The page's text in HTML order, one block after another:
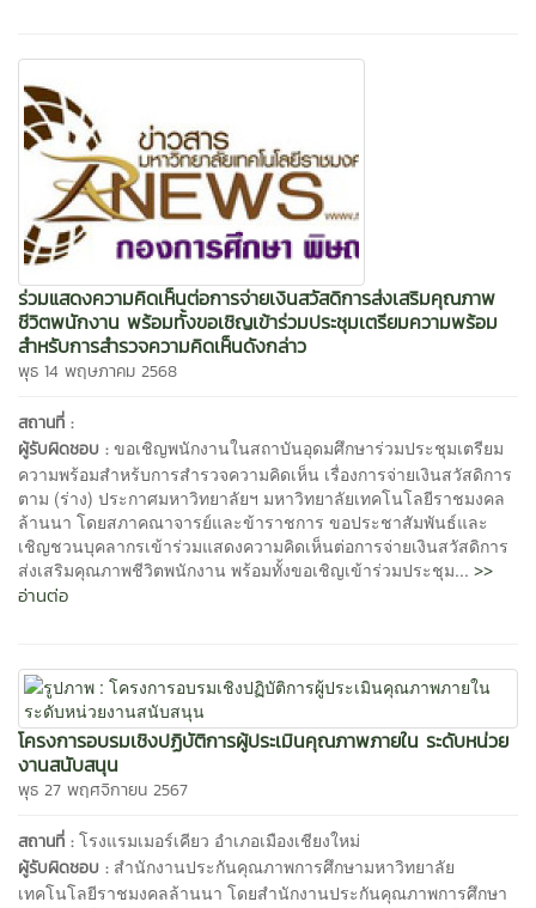
ร่วมแสดงความคิดเห็นต่อการจ่ายเงินสวัสดิการส่งเสริมคุณภาพ
ชีวิตพนักงาน พร้อมทั้งขอเชิญเข้าร่วมประชุมเตรียมความพร้อม
สำหรับการสำรวจความคิดเห็นดังกล่าว
พุธ 14 พฤษภาคม 2568
สถานที่ :
ผู้รับผิดชอบ : ขอเชิญพนักงานในสถาบันอุดมศึกษาร่วมประชุมเตรียม
ความพร้อมสำหร้บการสำรวจความคิดเห็น เรื่องการจ่ายเงินสวัสดิการ
ตาม (ร่าง) ประกาศมหาวิทยาลัยฯ มหาวิทยาลัยเทคโนโลยีราชมงคล
ล้านนา โดยสภาคณาจารย์และข้าราชการ ขอประชาสัมพันธ์และ
เชิญชวนบุคลากรเข้าร่วมแสดงความคิดเห็นต่อการจ่ายเงินสวัสดิการ
ส่งเสริมคุณภาพชีวิตพนักงาน พร้อมทั้งขอเชิญเข้าร่วมประชุม... >>
อ่านต่อ
โครงการอบรมเชิงปฏิบัติการผู้ประเมินคุณภาพภายใน ระดับหน่วย
งานสนับสนุน
พุธ 27 พฤศจิกายน 2567
สถานที่ : โรงแรมเมอร์เคียว อำเภอเมืองเชียงใหม่
ผู้รับผิดชอบ : สำนักงานประกันคุณภาพการศึกษามหาวิทยาลัย
เทคโนโลยีราชมงคลล้านนา โดยสำนักงานประกันคุณภาพการศึกษา